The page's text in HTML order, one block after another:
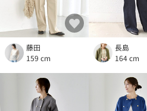
藤田
159 cm
長島
164 cm